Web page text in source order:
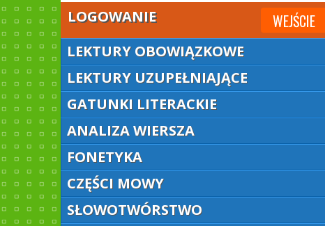
LOGOWANIE WEJŚCIE
LEKTURY OBOWIĄZKOWE
LEKTURY UZUPEŁNIAJĄCE
GATUNKI LITERACKIE
ANALIZA WIERSZA
FONETYKA
CZĘŚCI MOWY
SŁOWOTWÓRSTWO